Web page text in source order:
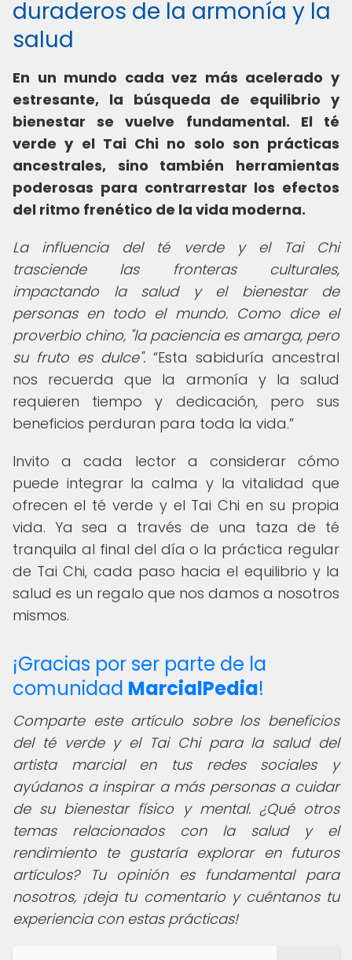
duraderos de la armonía y la
salud
En un mundo cada vez más acelerado y
estresante, la búsqueda de equilibrio y
bienestar se vuelve fundamental. El té
verde y el Tai Chi no solo son prácticas
ancestrales, sino también herramientas
poderosas para contrarrestar los efectos
del ritmo frenético de la vida moderna.
La influencia del té verde y el Tai Chi
trasciende las fronteras culturales,
impactando la salud y el bienestar de
personas en todo el mundo. Como dice el
proverbio chino, "la paciencia es amarga, pero
su fruto es dulce".
Esta sabiduría ancestral
nos recuerda que la armonía y la salud
requieren tiempo y dedicación, pero sus
beneficios perduran para toda la vida.
Invito a cada lector a considerar cómo
puede integrar la calma y la vitalidad que
ofrecen el té verde y el Tai Chi en su propia
vida. Ya sea a través de una taza de té
tranquila al final del día o la práctica regular
de Tai Chi, cada paso hacia el equilibrio y la
salud es un regalo que nos damos a nosotros
mismos.
¡Gracias por ser parte de la
comunidad MarcialPedia!
Comparte este artículo sobre los beneficios
del té verde y el Tai Chi para la salud del
artista marcial en tus redes sociales y
ayúdanos a inspirar a más personas a cuidar
de su bienestar físico y mental. ¿Qué otros
temas relacionados con la salud y el
rendimiento te gustaría explorar en futuros
artículos? Tu opinión es fundamental para
nosotros, ¡deja tu comentario y cuéntanos tu
experiencia con estas prácticas!